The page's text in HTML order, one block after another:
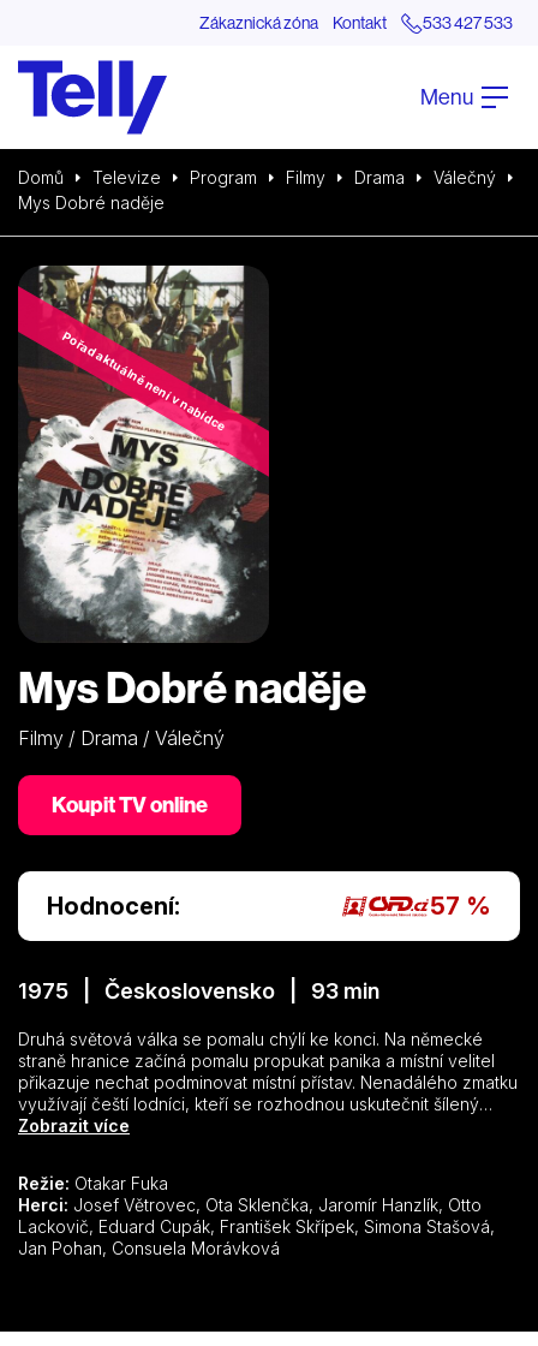
Zákaznická zóna Kontakt 533 427 533
Menu
Domů Televize Program Filmy Drama
Válečný
Mys Dobré naděje
Pořad aktuálně není v nabídce
Mys Dobré naděje
Filmy / Drama / Válečný
Koupit TV online
Hodnocení: 57 %
1975 | Československo | 93 min
Druhá světová válka se pomalu chýlí ke konci. Na německé
straně hranice začíná pomalu propukat panika a místní velitel
přikazuje nechat podminovat místní přístav. Nenadálého zmatku
využívají čeští lodníci, kteří se rozhodnou uskutečnit šílený
plán: Ukrást německou loď plnou výbušnin a vyplout směrem ku
30. výročí osvobození.
Zobrazit více
Režie: Otakar Fuka
Herci:
Lackovič, Eduard Cupák, František Skřípek, Simona Stašová,
Jan Pohan, Consuela Morávková